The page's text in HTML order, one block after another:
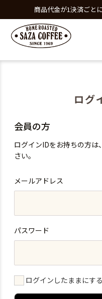
商品代金が1決済ごと
ログ
会員の方
ログインIDをお持ちの方
さい。
メールアドレス
パスワード
ログインしたままにする